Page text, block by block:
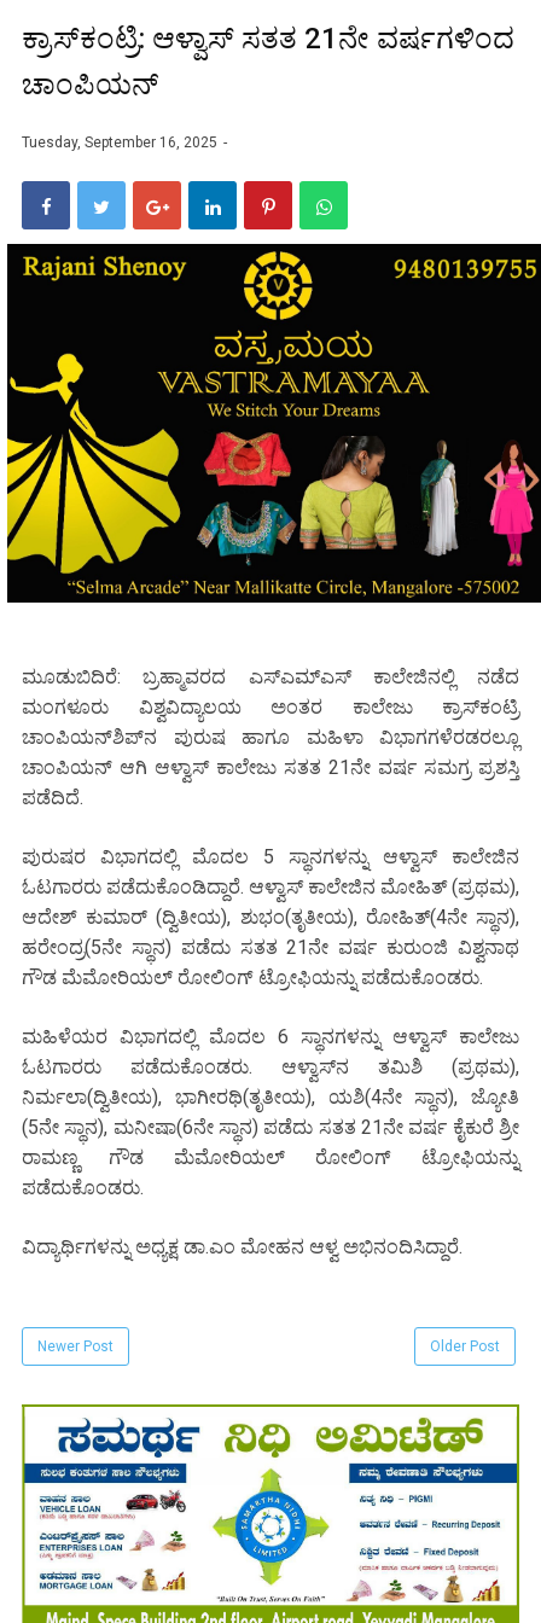
ಕ್ರಾಸ್‌ಕಂಟ್ರಿ: ಆಳ್ವಾಸ್ ಸತತ 21ನೇ ವರ್ಷಗಳಿಂದ
ಚಾಂಪಿಯನ್
Tuesday, September 16, 2025
ಮೂಡುಬಿದಿರೆ: ಬ್ರಹ್ಮಾವರದ ಎಸ್‌ಎಮ್‌ಎಸ್ ಕಾಲೇಜಿನಲ್ಲಿ ನಡೆದ
ಮಂಗಳೂರು ವಿಶ್ವವಿದ್ಯಾಲಯ ಅಂತರ ಕಾಲೇಜು ಕ್ರಾಸ್‌ಕಂಟ್ರಿ
ಚಾಂಪಿಯನ್‌ಶಿಪ್‌ನ ಪುರುಷ ಹಾಗೂ ಮಹಿಳಾ ವಿಭಾಗಗಳೆರಡರಲ್ಲೂ
ಚಾಂಪಿಯನ್ ಆಗಿ ಆಳ್ವಾಸ್ ಕಾಲೇಜು ಸತತ 21ನೇ ವರ್ಷ ಸಮಗ್ರ ಪ್ರಶಸ್ತಿ
ಪಡೆದಿದೆ.
ಪುರುಷರ ವಿಭಾಗದಲ್ಲಿ ಮೊದಲ 5 ಸ್ಥಾನಗಳನ್ನು ಆಳ್ವಾಸ್ ಕಾಲೇಜಿನ
ಓಟಗಾರರು ಪಡೆದುಕೊಂಡಿದ್ದಾರೆ. ಆಳ್ವಾಸ್ ಕಾಲೇಜಿನ ಮೋಹಿತ್ (ಪ್ರಥಮ),
ಆದೇಶ್ ಕುಮಾರ್ (ದ್ವಿತೀಯ), ಶುಭಂ(ತೃತೀಯ), ರೋಹಿತ್(4ನೇ ಸ್ಥಾನ),
ಹರೇಂದ್ರ(5ನೇ ಸ್ಥಾನ) ಪಡೆದು ಸತತ 21ನೇ ವರ್ಷ ಕುರುಂಜಿ ವಿಶ್ವನಾಥ
ಗೌಡ ಮೆಮೋರಿಯಲ್ ರೋಲಿಂಗ್ ಟ್ರೋಫಿಯನ್ನು ಪಡೆದುಕೊಂಡರು.
ಮಹಿಳೆಯರ ವಿಭಾಗದಲ್ಲಿ ಮೊದಲ 6 ಸ್ಥಾನಗಳನ್ನು ಆಳ್ವಾಸ್ ಕಾಲೇಜು
ಓಟಗಾರರು ಪಡೆದುಕೊಂಡರು. ಆಳ್ವಾಸ್‌ನ ತಮಿಶಿ (ಪ್ರಥಮ),
ನಿರ್ಮಲಾ(ದ್ವಿತೀಯ), ಭಾಗೀರಥಿ(ತೃತೀಯ), ಯಶಿ(4ನೇ ಸ್ಥಾನ), ಜ್ಯೋತಿ
(5ನೇ ಸ್ಥಾನ), ಮನೀಷಾ(6ನೇ ಸ್ಥಾನ) ಪಡೆದು ಸತತ 21ನೇ ವರ್ಷ ಕೈಕುರೆ ಶ್ರೀ
ರಾಮಣ್ಣ ಗೌಡ ಮೆಮೋರಿಯಲ್ ರೋಲಿಂಗ್ ಟ್ರೋಫಿಯನ್ನು
ಪಡೆದುಕೊಂಡರು.
ವಿದ್ಯಾರ್ಥಿಗಳನ್ನು ಅಧ್ಯಕ್ಷ ಡಾ.ಎಂ ಮೋಹನ ಆಳ್ವ ಅಭಿನಂದಿಸಿದ್ದಾರೆ.
Newer Post Older Post